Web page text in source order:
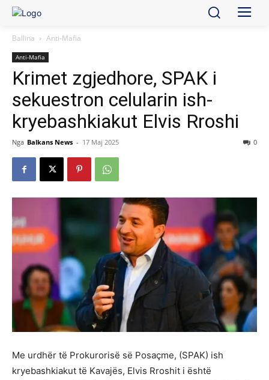
Ballina Anti-Mafia
Anti-Mafia
Krimet zgjedhore, SPAK i
sekuestron celularin ish-
kryebashkiakut Elvis Rroshi
Nga Balkans News - 17 Maj 2025 0
Me urdhër të Prokurorisë së Posaçme, (SPAK) ish
kryebashkiakut të Kavajës, Elvis Rroshit i është